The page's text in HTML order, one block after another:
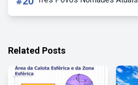
Related Posts